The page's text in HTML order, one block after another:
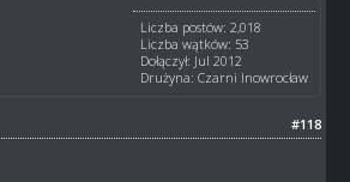
Liczba postów: 2,018
Liczba wątków: 53
Dołączył: Jul 2012
Drużyna: Czarni Inowrocław
#118